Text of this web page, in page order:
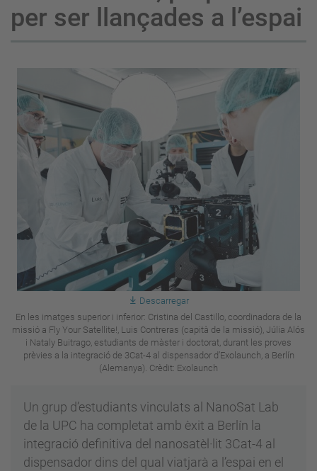
per ser llançades a l’espai
Descarregar
En les imatges superior i inferior: Cristina del Castillo, coordinadora de la
missió a Fly Your Satellite!, Luis Contreras (capità de la missió), Júlia Alós
i Nataly Buitrago, estudiants de màster i doctorat, durant les proves
prèvies a la integració de 3Cat-4 al dispensador d’Exolaunch, a Berlín
(Alemanya). Crèdit: Exolaunch
Un grup d’estudiants vinculats al NanoSat Lab
de la UPC ha completat amb èxit a Berlín la
integració definitiva del nanosatèl·lit 3Cat-4 al
dispensador dins del qual viatjarà a l’espai en el